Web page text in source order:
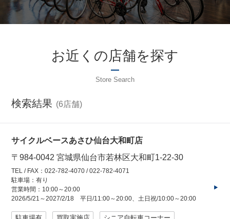
コンセプトストア
ぶろぐ・で・あさひ
オリジナルブランド一覧
日本代理店ブランド一覧
あさひのサービス
お近くの店舗を探す
Store Search
検索結果 6
サイクルベースあさひ仙台大和町店
〒984-0042 宮城県仙台市若林区大和町1-22-30
TEL / FAX：022-782-4070 / 022-782-4071
駐車場：有り
営業時間：10:00～20:00
2026/5/21～2027/2/18 平日/11:00～20:00、土日祝/10:00～20:00